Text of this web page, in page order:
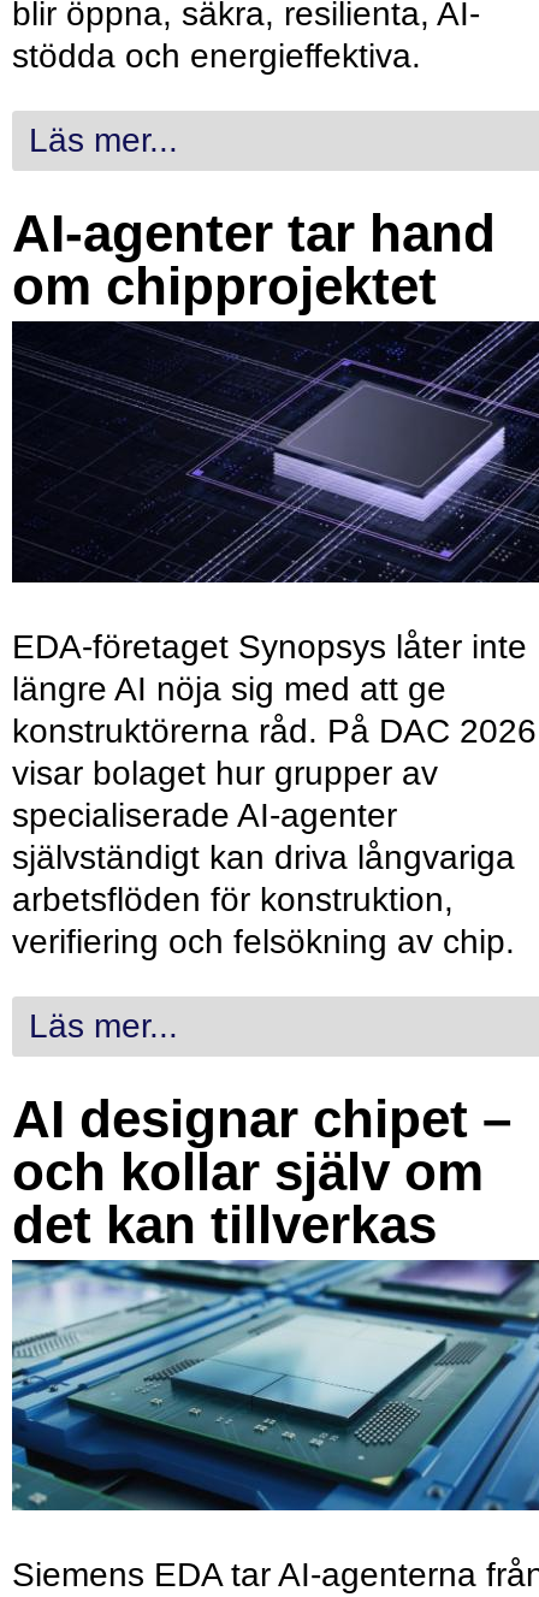
blir öppna, säkra, resilienta, AI-
stödda och energieffektiva.
Läs mer...
AI-agenter tar hand
om chipprojektet
EDA-företaget Synopsys låter inte
längre AI nöja sig med att ge
konstruktörerna råd. På DAC 2026
visar bolaget hur grupper av
specialiserade AI-agenter
självständigt kan driva långvariga
arbetsflöden för konstruktion,
verifiering och felsökning av chip.
Läs mer...
AI designar chipet –
och kollar själv om
det kan tillverkas
Siemens EDA tar AI-agenterna